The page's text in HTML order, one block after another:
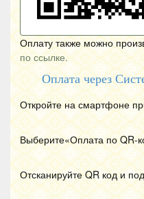
Оплату также можно
по ссылке.
Оплата через
Откройте на смартфоне
Выберите«Оплата по QR-
Отсканируйте QR код и